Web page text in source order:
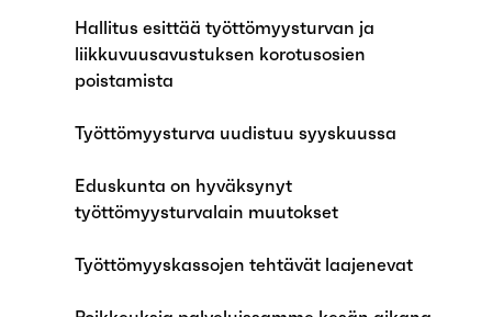
Hallitus esittää työttömyysturvan ja
liikkuvuusavustuksen korotusosien
poistamista
Työttömyysturva uudistuu syyskuussa
Eduskunta on hyväksynyt
työttömyysturvalain muutokset
Työttömyyskassojen tehtävät laajenevat